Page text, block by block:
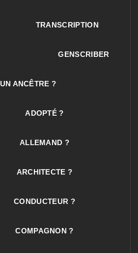
TRANSCRIPTION
GENSCRIBER
UN ANCÊTRE ?
ADOPTÉ ?
ALLEMAND ?
ARCHITECTE ?
CONDUCTEUR ?
COMPAGNON ?